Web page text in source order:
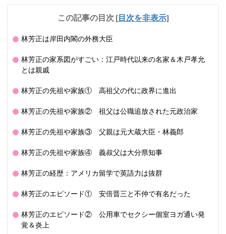
この記事の目次 [目次を非表示]
林芳正は岸田内閣の外務大臣
林芳正の家系図がすごい：江戸時代以来の名家＆木戸孝允
とは親戚
林芳正の先祖や家族① 高祖父の代に政界に進出
林芳正の先祖や家族② 祖父は公職追放された元政治家
林芳正の先祖や家族③ 父親は元大蔵大臣・林義郎
林芳正の先祖や家族④ 義叔父は大分県知事
林芳正の経歴：アメリカ留学で英語力は抜群
林芳正のエピソード① 安倍晋三と不仲で有名だった
林芳正のエピソード② 公用車でセクシー個室ヨガ通い発
覚＆炎上